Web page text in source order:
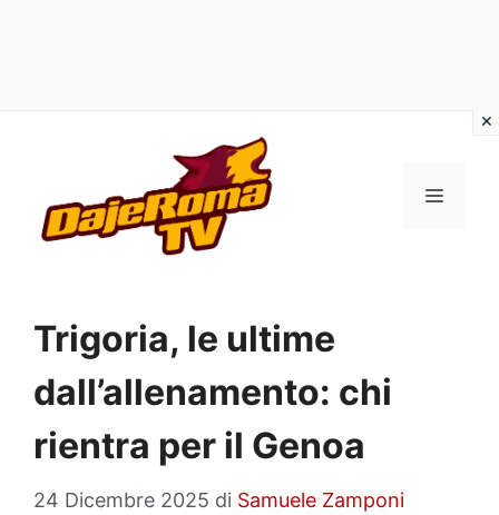
contenuto
MENU
Trigoria, le ultime
dall’allenamento: chi
rientra per il Genoa
24 Dicembre 2025 di Samuele Zamponi